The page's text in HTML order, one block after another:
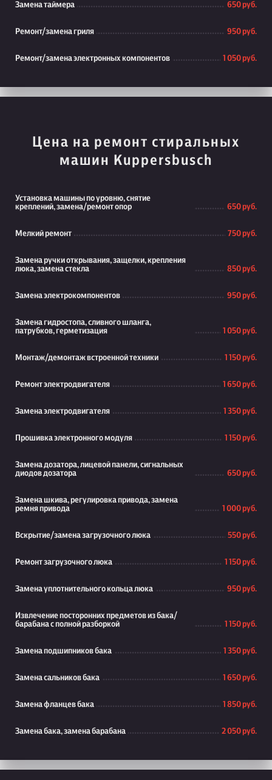
Замена таймера 650 руб.
Ремонт/замена гриля 950 руб.
Ремонт/замена электронных компонентов 1 050 руб.
Цена на ремонт стиральных
машин Kuppersbusch
Установка машины по уровню, снятие
креплений, замена/ремонт опор
650 руб.
Мелкий ремонт 750 руб.
Замена ручки открывания, защелки, крепления
люка, замена стекла
850 руб.
Замена электрокомпонентов 950 руб.
Замена гидростопа, сливного шланга,
патрубков, герметизация
1 050 руб.
Монтаж/демонтаж встроенной техники 1 150 руб.
Ремонт электродвигателя 1 650 руб.
Замена электродвигателя 1 350 руб.
Прошивка электронного модуля 1 150 руб.
Замена дозатора, лицевой панели, сигнальных
диодов дозатора
650 руб.
Замена шкива, регулировка привода, замена
ремня привода
1 000 руб.
Вскрытие/замена загрузочного люка 550 руб.
Ремонт загрузочного люка 1 150 руб.
Замена уплотнительного кольца люка 950 руб.
Извлечение посторонних предметов из бака/
барабана с полной разборкой
1 150 руб.
Замена подшипников бака 1 350 руб.
Замена сальников бака 1 650 руб.
Замена фланцев бака 1 850 руб.
Замена бака, замена барабана 2 050 руб.